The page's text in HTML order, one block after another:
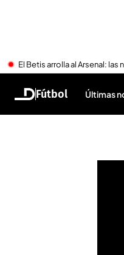
El Betis arrolla al Arsenal: las
Fútbol Últimas